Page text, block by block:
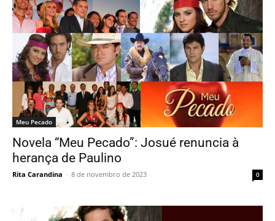
Meu Pecado
Novela “Meu Pecado”: Josué renuncia à
herança de Paulino
Rita Carandina - 8 de novembro de 2023 0